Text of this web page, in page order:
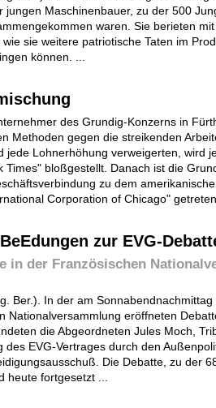
jungen Maschinenbauer, zu der 500
waren. Sie berieten
wie sie weitere patriotische Taten im
können. ...
des Grundig-Konzerns in
Methoden gegen die streikenden
jede Lohnerhöhung verweigerten, wird
Times" bloßgestellt. Danach ist die
zu dem
Corporation of Chicago"
zur EVG-
in der Französischen
Ber.). In der am Sonnabendnachmittag
Nationalversammlung eröffneten
die Abgeordneten Jules Moch,
des EVG-Vertrages durch den
Die Debatte, zu der
heute fortgesetzt ...